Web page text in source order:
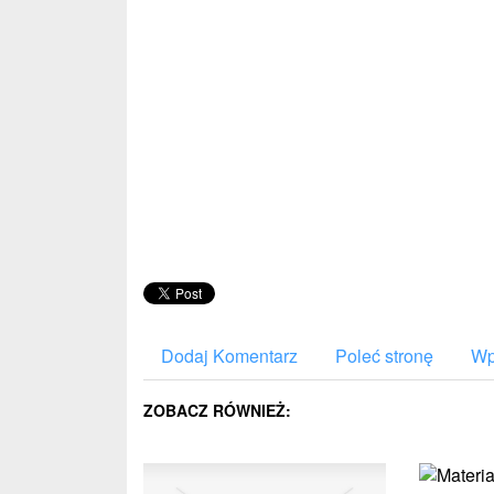
Dodaj Komentarz Poleć stronę
ZOBACZ RÓWNIEŻ: